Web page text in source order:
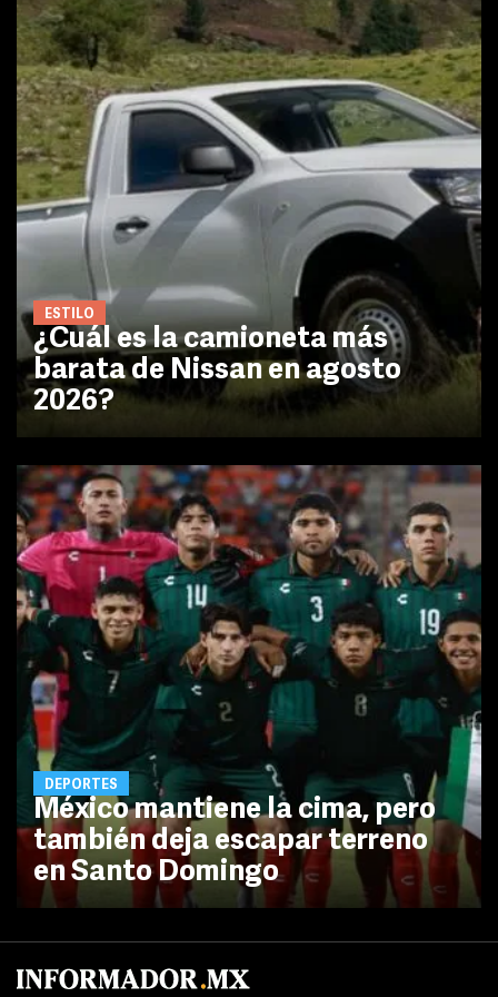
ESTILO
¿Cuál es la camioneta más
barata de Nissan en agosto
2026?
DEPORTES
México mantiene la cima, pero
también deja escapar terreno
en Santo Domingo